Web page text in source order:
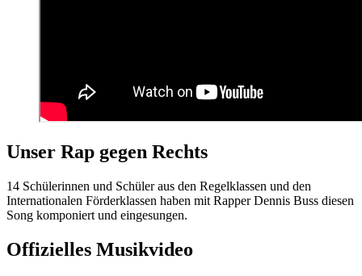
Unser Rap gegen Rechts
14 Schülerinnen und Schüler aus den Regelklassen und den
Internationalen Förderklassen haben mit Rapper Dennis Buss diesen
Song komponiert und eingesungen.
Offizielles Musikvideo